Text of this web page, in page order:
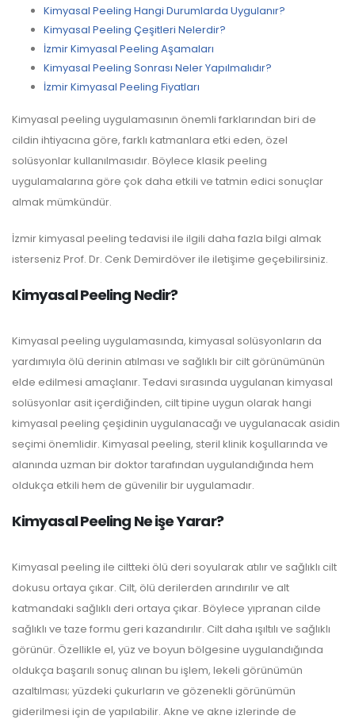
Kimyasal Peeling Hangi Durumlarda Uygulanır?
Kimyasal Peeling Çeşitleri Nelerdir?
İzmir Kimyasal Peeling Aşamaları
Kimyasal Peeling Sonrası Neler Yapılmalıdır?
İzmir Kimyasal Peeling Fiyatları
Kimyasal peeling uygulamasının önemli farklarından biri de
cildin ihtiyacına göre, farklı katmanlara etki eden, özel
solüsyonlar kullanılmasıdır. Böylece klasik peeling
uygulamalarına göre çok daha etkili ve tatmin edici sonuçlar
almak mümkündür.
İzmir kimyasal peeling tedavisi ile ilgili daha fazla bilgi almak
isterseniz Prof. Dr. Cenk Demirdöver ile iletişime geçebilirsiniz.
Kimyasal Peeling Nedir?
Kimyasal peeling uygulamasında, kimyasal solüsyonların da
yardımıyla ölü derinin atılması ve sağlıklı bir cilt görünümünün
elde edilmesi amaçlanır. Tedavi sırasında uygulanan kimyasal
solüsyonlar asit içerdiğinden, cilt tipine uygun olarak hangi
kimyasal peeling çeşidinin uygulanacağı ve uygulanacak asidin
seçimi önemlidir. Kimyasal peeling, steril klinik koşullarında ve
alanında uzman bir doktor tarafından uygulandığında hem
oldukça etkili hem de güvenilir bir uygulamadır.
Kimyasal Peeling Ne işe Yarar?
Kimyasal peeling ile ciltteki ölü deri soyularak atılır ve sağlıklı cilt
dokusu ortaya çıkar. Cilt, ölü derilerden arındırılır ve alt
katmandaki sağlıklı deri ortaya çıkar. Böylece yıpranan cilde
sağlıklı ve taze formu geri kazandırılır. Cilt daha ışıltılı ve sağlıklı
görünür. Özellikle el, yüz ve boyun bölgesine uygulandığında
oldukça başarılı sonuç alınan bu işlem, lekeli görünümün
azaltılması; yüzdeki çukurların ve gözenekli görünümün
giderilmesi için de yapılabilir. Akne ve akne izlerinde de